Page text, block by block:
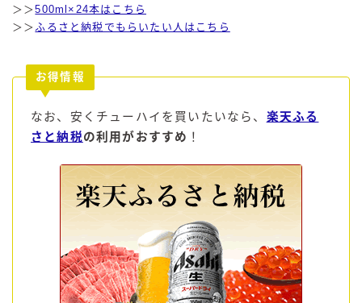
＞＞500ml×24本はこちら
＞＞ふるさと納税でもらいたい人はこちら
お得情報
なお、安くチューハイを買いたいなら、 楽天ふる
さと納税の利用がおすすめ ！